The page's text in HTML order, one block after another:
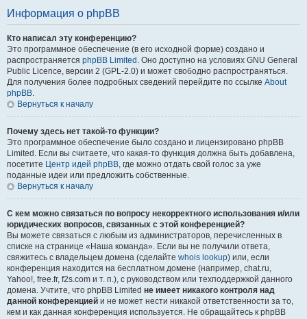
Информация о phpBB
Кто написал эту конференцию?
Это программное обеспечение (в его исходной форме) создано и
распространяется phpBB Limited . Оно доступно на условиях GNU General
Public Licence, версии 2 (GPL-2.0) и может свободно распространяться.
Для получения более подробных сведений перейдите по ссылке About
phpBB.
Вернуться к началу
Почему здесь нет такой-то функции?
Это программное обеспечение было создано и лицензировано phpBB
Limited. Если вы считаете, что какая-то функция должна быть добавлена,
посетите Центр идей phpBB, где можно отдать свой голос за уже
поданные идеи или предложить собственные.
Вернуться к началу
С кем можно связаться по вопросу некорректного использования и/или
юридических вопросов, связанных с этой конференцией?
Вы можете связаться с любым из администраторов, перечисленных в
списке на странице «Наша команда». Если вы не получили ответа,
свяжитесь с владельцем домена (сделайте whois lookup) или, если
конференция находится на бесплатном домене (например, chat.ru,
Yahoo!, free.fr, f2s.com и т. п.), с руководством или техподдержкой данного
домена. Учтите, что phpBB Limited не имеет никакого контроля над
данной конференцией и не может нести никакой ответственности за то,
кем и как данная конференция используется. Не обращайтесь к phpBB